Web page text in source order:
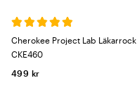
Cherokee Project Lab Läkarrock
CKE460
499 kr